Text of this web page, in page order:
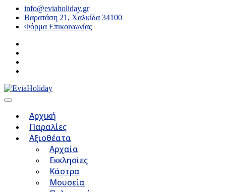
info@eviaholiday.gr
Βαρατάση 21, Χαλκίδα 34100
Φόρμα Επικοινωνίας
Αρχική
Παραλίες
Αξιοθέατα
Αρχαία
Εκκλησίες
Κάστρα
Μουσεία